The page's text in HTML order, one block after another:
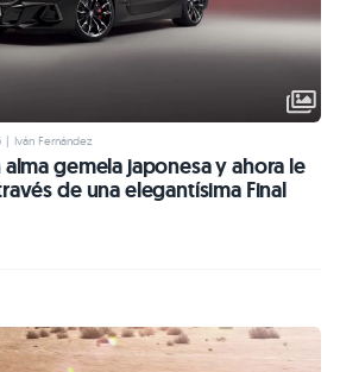
| Iván Fernández
alma gemela japonesa y ahora le
de una elegantísima Final